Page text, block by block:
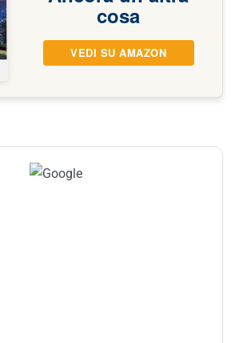
cosa
VEDI SU AMAZON